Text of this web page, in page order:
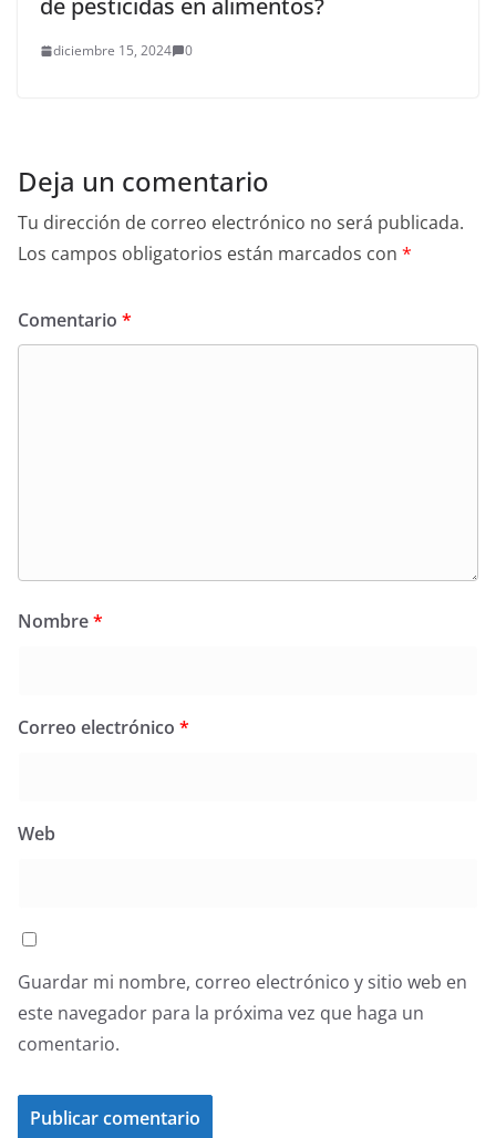
de pesticidas en alimentos?
diciembre 15, 2024 0
Deja un comentario
Tu dirección de correo electrónico no será publicada.
Los campos obligatorios están marcados con *
Comentario *
Nombre*
Correo electrónico *
Web
Guardar mi nombre, correo electrónico y sitio web en
este navegador para la próxima vez que haga un
comentario.